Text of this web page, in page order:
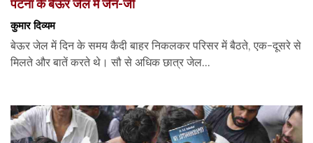
पटना के बेऊर जेल में जेन-जी
कुमार दिव्यम
बेऊर जेल में दिन के समय कैदी बाहर निकलकर परिसर में बैठते, एक-दूसरे से
मिलते और बातें करते थे। सौ से अधिक छात्र जेल...